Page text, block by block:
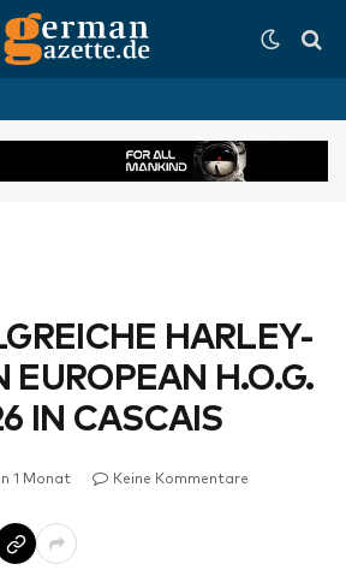
HARLEY-
EUROPEAN H.O.G.
IN CASCAIS
1 Monat Keine Kommentare